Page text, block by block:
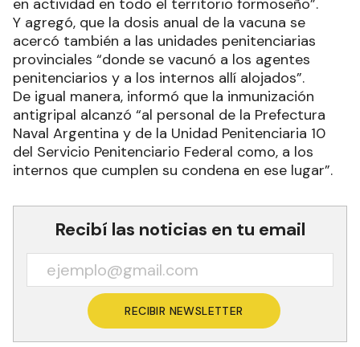
en actividad en todo el territorio formoseño”.
Y agregó, que la dosis anual de la vacuna se
acercó también a las unidades penitenciarias
provinciales “donde se vacunó a los agentes
penitenciarios y a los internos allí alojados”.
De igual manera, informó que la inmunización
antigripal alcanzó “al personal de la Prefectura
Naval Argentina y de la Unidad Penitenciaria 10
del Servicio Penitenciario Federal como, a los
internos que cumplen su condena en ese lugar”.
Recibí las noticias en tu email
RECIBIR NEWSLETTER